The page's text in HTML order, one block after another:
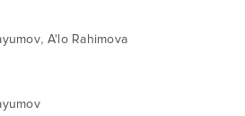
, A'lo Rahimova